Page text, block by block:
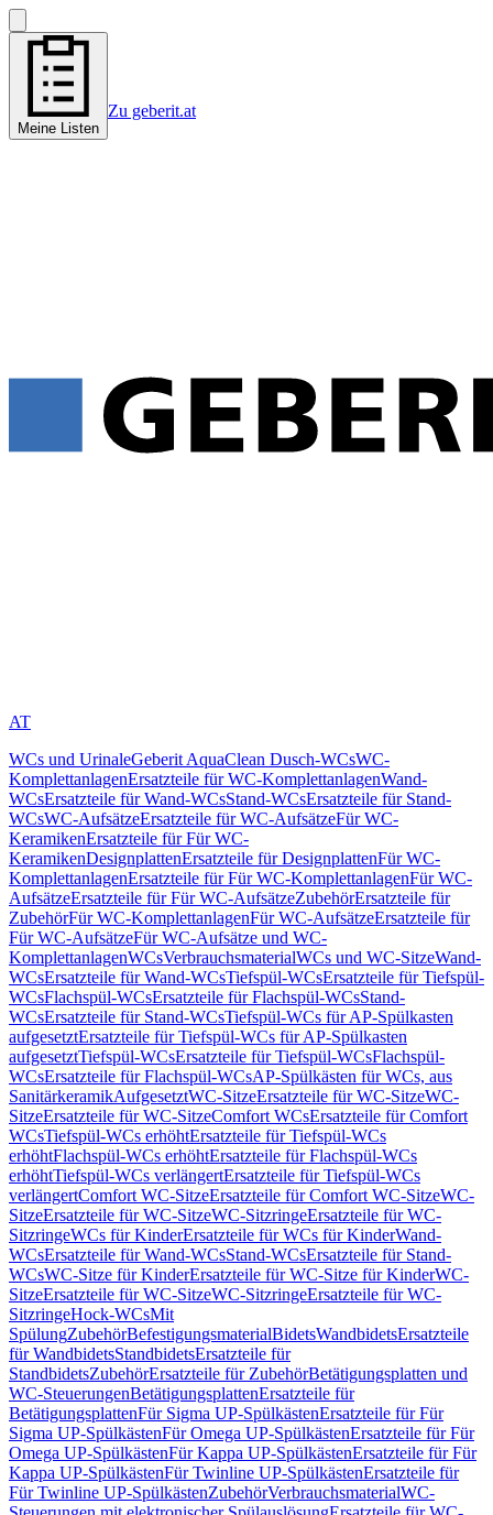
Meine Listen
Zu geberit.at
AT
WCs und UrinaleGeberit AquaClean Dusch-WCsWC-
KomplettanlagenErsatzteile für WC-KomplettanlagenWand-
WCsErsatzteile für Wand-WCsStand-WCsErsatzteile für Stand-
WCsWC-AufsätzeErsatzteile für WC-AufsätzeFür WC-
KeramikenErsatzteile für Für WC-
KeramikenDesignplattenErsatzteile für DesignplattenFür WC-
KomplettanlagenErsatzteile für Für WC-KomplettanlagenFür WC-
AufsätzeErsatzteile für Für WC-AufsätzeZubehörErsatzteile für
ZubehörFür WC-KomplettanlagenFür WC-AufsätzeErsatzteile für
Für WC-AufsätzeFür WC-Aufsätze und WC-
KomplettanlagenWCsVerbrauchsmaterialWCs und WC-SitzeWand-
WCsErsatzteile für Wand-WCsTiefspül-WCsErsatzteile für Tiefspül-
WCsFlachspül-WCsErsatzteile für Flachspül-WCsStand-
WCsErsatzteile für Stand-WCsTiefspül-WCs für AP-Spülkasten
aufgesetztErsatzteile für Tiefspül-WCs für AP-Spülkasten
aufgesetztTiefspül-WCsErsatzteile für Tiefspül-WCsFlachspül-
WCsErsatzteile für Flachspül-WCsAP-Spülkästen für WCs, aus
SanitärkeramikAufgesetztWC-SitzeErsatzteile für WC-SitzeWC-
SitzeErsatzteile für WC-SitzeComfort WCsErsatzteile für Comfort
WCsTiefspül-WCs erhöhtErsatzteile für Tiefspül-WCs
erhöhtFlachspül-WCs erhöhtErsatzteile für Flachspül-WCs
erhöhtTiefspül-WCs verlängertErsatzteile für Tiefspül-WCs
verlängertComfort WC-SitzeErsatzteile für Comfort WC-SitzeWC-
SitzeErsatzteile für WC-SitzeWC-SitzringeErsatzteile für WC-
SitzringeWCs für KinderErsatzteile für WCs für KinderWand-
WCsErsatzteile für Wand-WCsStand-WCsErsatzteile für Stand-
WCsWC-Sitze für KinderErsatzteile für WC-Sitze für KinderWC-
SitzeErsatzteile für WC-SitzeWC-SitzringeErsatzteile für WC-
SitzringeHock-WCsMit
SpülungZubehörBefestigungsmaterialBidetsWandbidetsErsatzteile
für WandbidetsStandbidetsErsatzteile für
StandbidetsZubehörErsatzteile für ZubehörBetätigungsplatten und
WC-SteuerungenBetätigungsplattenErsatzteile für
BetätigungsplattenFür Sigma UP-SpülkästenErsatzteile für Für
Sigma UP-SpülkästenFür Omega UP-SpülkästenErsatzteile für Für
Omega UP-SpülkästenFür Kappa UP-SpülkästenErsatzteile für Für
Kappa UP-SpülkästenFür Twinline UP-SpülkästenErsatzteile für
Für Twinline UP-SpülkästenZubehörVerbrauchsmaterialWC-